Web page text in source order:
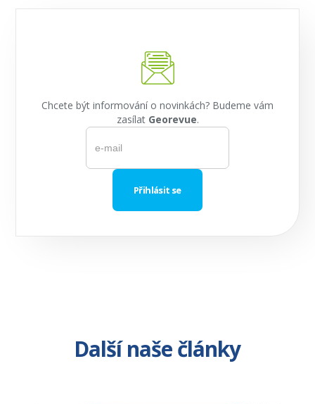
Chcete být informování o novinkách? Budeme vám
zasílat Georevue.
Další naše články